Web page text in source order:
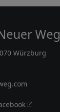
Weg
Würzburg